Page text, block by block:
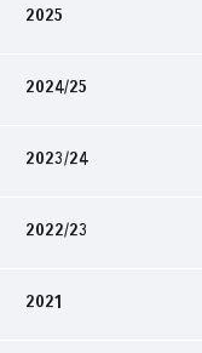
2025
2024/25
2023/24
2022/23
2021